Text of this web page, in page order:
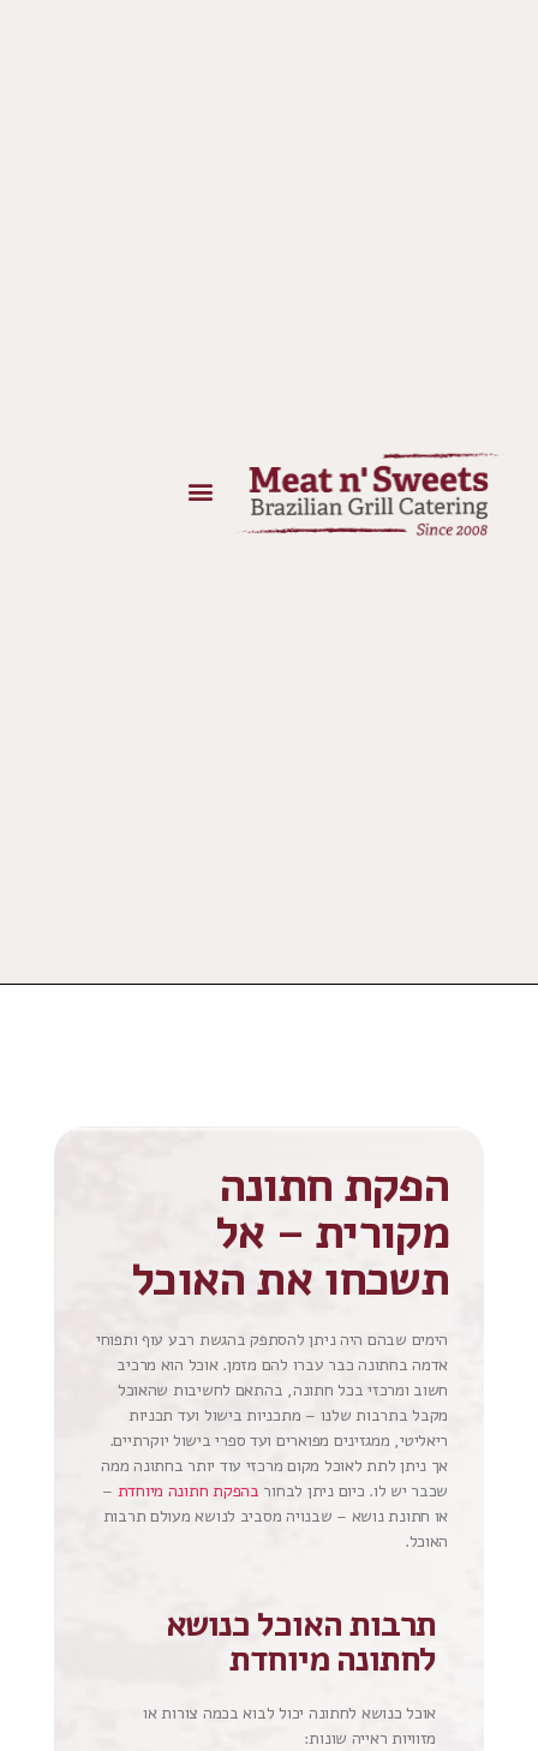
הפקת חתונה
מקורית – אל
תשכחו את האוכל
הימים שבהם היה ניתן להסתפק בהגשת רבע עוף ותפוחי
אדמה בחתונה כבר עברו להם מזמן. אוכל הוא מרכיב
חשוב ומרכזי בכל חתונה, בהתאם לחשיבות שהאוכל
מקבל בתרבות שלנו – מתכניות בישול ועד תכניות
ריאליטי, ממגזינים מפוארים ועד ספרי בישול יוקרתיים.
אך ניתן לתת לאוכל מקום מרכזי עוד יותר בחתונה ממה
שכבר יש לו. כיום ניתן לבחור בהפקת חתונה מיוחדת –
או חתונת נושא – שבנויה מסביב לנושא מעולם תרבות
האוכל.
תרבות האוכל כנושא
לחתונה מיוחדת
אוכל כנושא לחתונה יכול לבוא בכמה צורות או
מזוויות ראייה שונות: